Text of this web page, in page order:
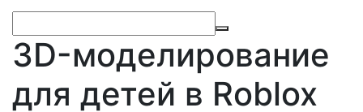
3D-моделирование
для детей в Roblox